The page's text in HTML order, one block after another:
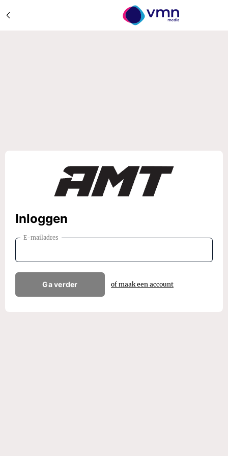
Inloggen
E-mailadres
Ga verder of maak een account